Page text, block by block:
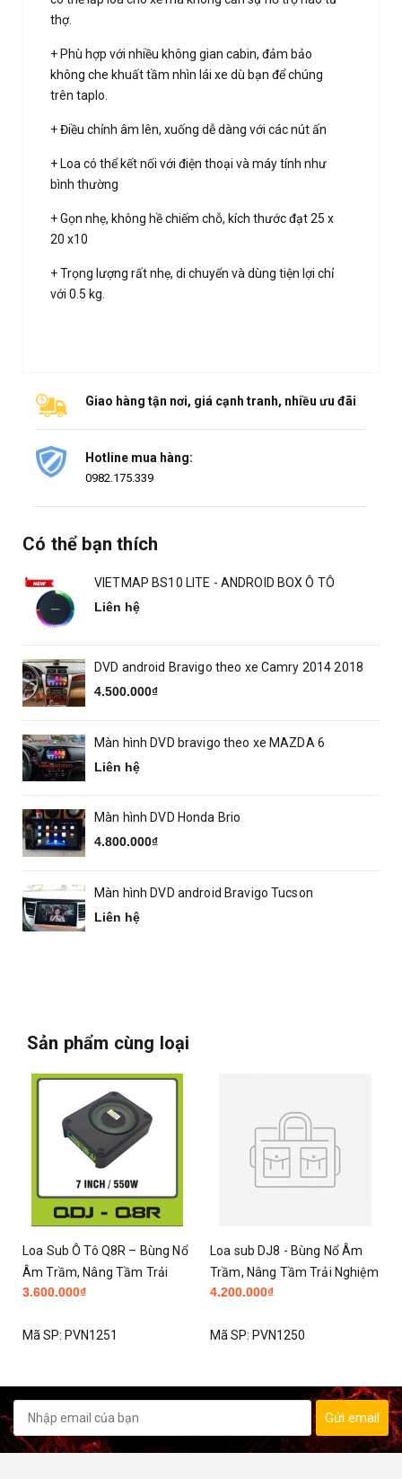
thợ.
+ Phù hợp với nhiều không gian cabin, đảm bảo
không che khuất tầm nhìn lái xe dù bạn để chúng
trên taplo.
+ Điều chỉnh âm lên, xuống dễ dàng với các nút ấn
+ Loa có thể kết nối với điện thoại và máy tính như
bình thường
+ Gọn nhẹ, không hề chiếm chỗ, kích thước đạt 25 x
20 x10
+ Trọng lượng rất nhẹ, di chuyển và dùng tiện lợi chỉ
với 0.5 kg.
Giao hàng tận nơi, giá cạnh tranh, nhiều ưu đãi
Hotline mua hàng:
0982.175.339
Có thể bạn thích
VIETMAP BS10 LITE - ANDROID BOX Ô TÔ
Liên hệ
DVD android Bravigo theo xe Camry 2014 2018
4.500.000₫
Màn hình DVD bravigo theo xe MAZDA 6
Liên hệ
Màn hình DVD Honda Brio
4.800.000₫
Màn hình DVD android Bravigo Tucson
Liên hệ
Sản phẩm cùng loại
Loa Sub Ô Tô Q8R – Bùng Nổ
Âm Trầm, Nâng Tầm Trải
Nghiệm Lái Xe
3.600.000₫
Mã SP: PVN1251
Loa sub DJ8 - Bùng Nổ Âm
Trầm, Nâng Tầm Trải Nghiệm
Lái Xe
4.200.000₫
Mã SP: PVN1250
Gửi email